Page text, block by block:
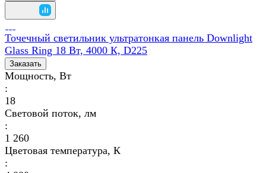
Точечный светильник ультратонкая панель Downlight
Glass Ring 18 Вт, 4000 К, D225
Заказать
Мощность, Вт
:
18
Световой поток, лм
:
1 260
Цветовая температура, К
: